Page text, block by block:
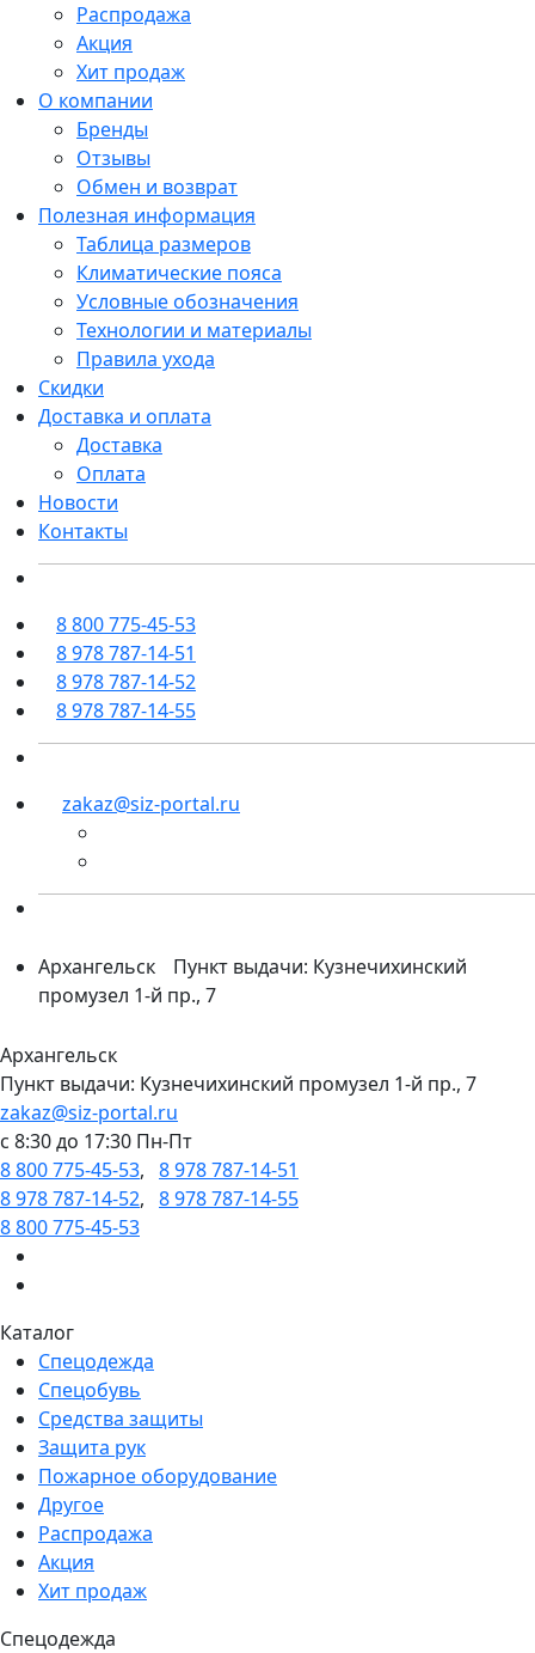
Распродажа
Акция
Хит продаж
О компании
Бренды
Отзывы
Обмен и возврат
Полезная информация
Таблица размеров
Климатические пояса
Условные обозначения
Технологии и материалы
Правила ухода
Скидки
Доставка и оплата
Доставка
Оплата
Новости
Контакты
8 800 775-45-53
8 978 787-14-51
8 978 787-14-52
8 978 787-14-55
zakaz@siz-portal.ru
Архангельск
Пункт выдачи: Кузнечихинский
промузел 1-й пр., 7
Архангельск
Пункт выдачи: Кузнечихинский промузел 1-й пр., 7
zakaz@siz-portal.ru
c 8:30 до 17:30 Пн-Пт
8 800 775-45-53, 8 978 787-14-51
8 978 787-14-52, 8 978 787-14-55
8 800 775-45-53
Каталог
Спецодежда
Спецобувь
Средства защиты
Защита рук
Пожарное оборудование
Другое
Распродажа
Акция
Хит продаж
Спецодежда